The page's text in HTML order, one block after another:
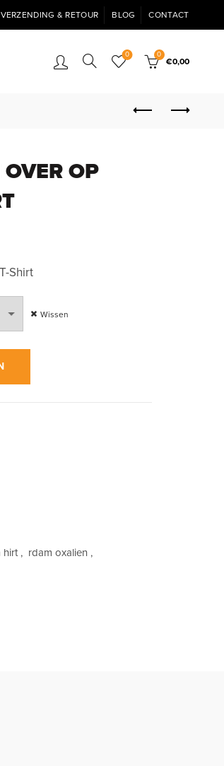
VERZENDING & RETOUR BLOG CONTACT
0 0
€0,00
OP
Shirt
Wissen
hirt , rdam oxalien ,